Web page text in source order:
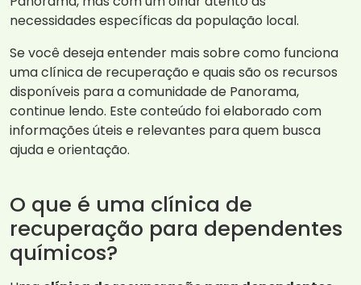
necessidades específicas da população local.
Se você deseja entender mais sobre como funciona
uma clínica de recuperação e quais são os recursos
disponíveis para a comunidade de Panorama,
continue lendo. Este conteúdo foi elaborado com
informações úteis e relevantes para quem busca
ajuda e orientação.
O que é uma clínica de
recuperação para dependentes
químicos?